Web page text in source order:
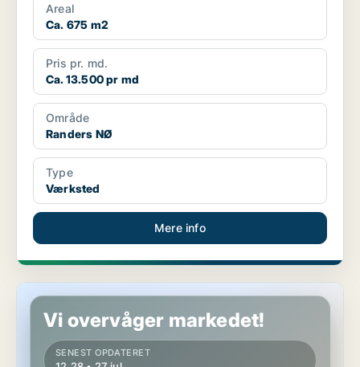
Areal
Ca. 675 m2
Pris pr. md.
Ca. 13.500 pr md
Område
Randers NØ
Type
Værksted
Mere info
Lager i Randers SØ
Vi overvåger markedet!
SENEST OPDATERET